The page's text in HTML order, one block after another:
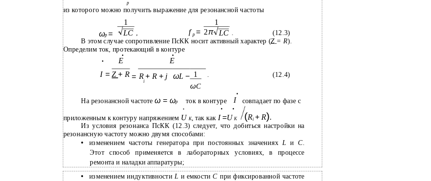
p
из которого можно получить выражение для резонансной частоты
ωp=
1
fp=
1
(12.3)
2π
LC LC
В этом случае сопротивление ПсКК носит активный характер (Z = R).
Определим ток, протекающий в контуре
•
•
•
E
E
I = = . (12.4)
Z+ R R+ R + j ωL − 1
i
ωC
На резонансной частотеω= ωp ток в контуре I
•
совпадает по фазе с
• • •
(Ri+ R).
приложенным к контуру напряжением U K, так как I=UK
Из условия резонанса ПсКК (12.3) следует, что добиться настройки на
резонансную частоту можно двумя способами:
•
изменением частоты генератора при постоянных значениях Lи C.
Этот способ применяется в лабораторных условиях, в процессе
ремонта и наладки аппаратуры;
•
изменением индуктивности L и емкостиC при фиксированной частоте